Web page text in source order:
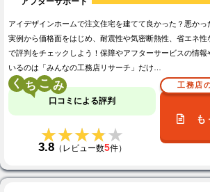
アイデザインホームで注文住宅を建てて良かった？悪か
実例から価格面をはじめ、耐震性や気密断熱性、省エネ性
で評判をチェックしよう！保障やアフターサービスの情
いるのは「みんなの工務店リサーチ」だけ…
く こ
口コミによる評判
★★★★★
★★★★★
3.8（レビュー数5件）
工務店
も